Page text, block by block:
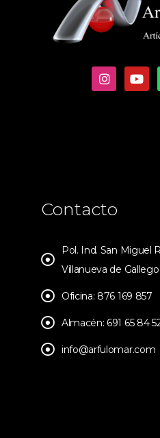
Contacto
Pol. Ind. San Miguel
Villanueva de Gallego
Oficina: 876 169 857
Almacén: 691 65 84
info@arfulomar.com